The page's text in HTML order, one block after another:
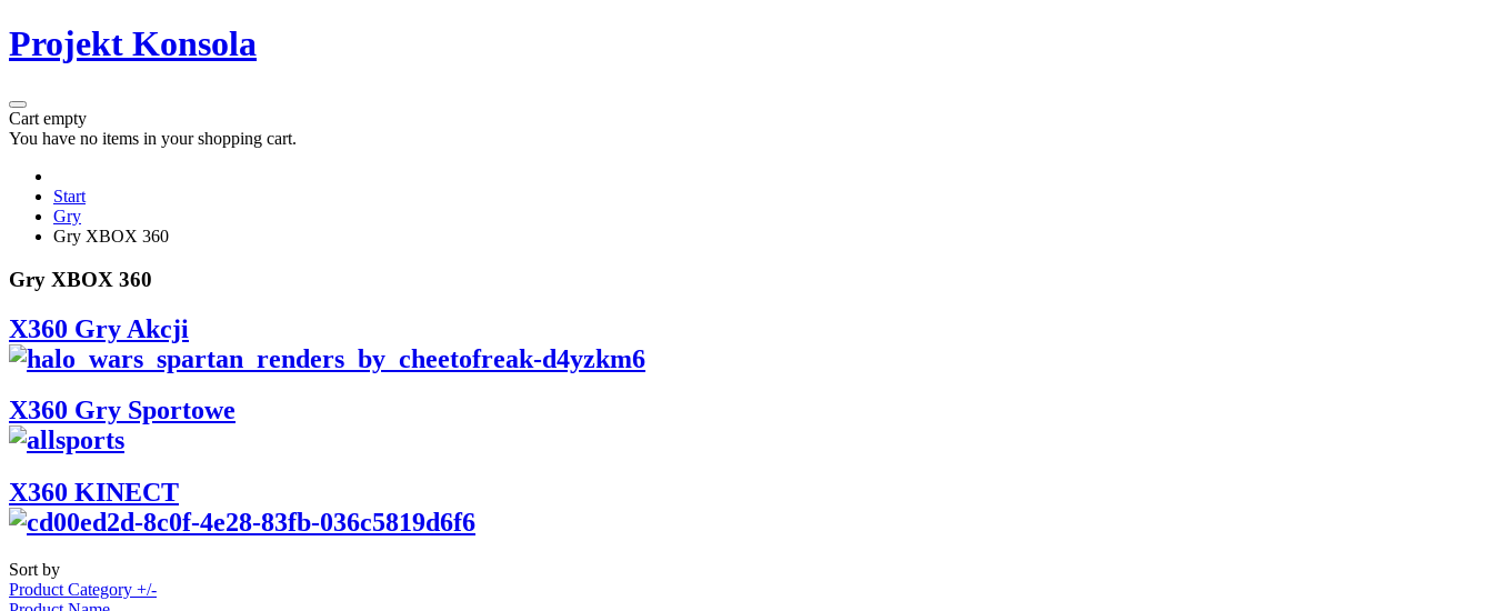
Projekt Konsola
Cart empty
You have no items in your shopping cart.
Start
Gry
Gry XBOX 360
Gry XBOX 360
X360 Gry Akcji
X360 Gry Sportowe
X360 KINECT
Sort by
Product Category +/-